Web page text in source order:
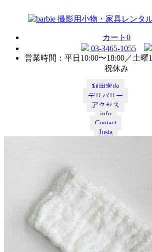
カート0
03-3465-1055
営業時間：平日10:00〜18:00／土曜
祝休み
利用案内
デリバリー
アクセス
info
Contact
Insta